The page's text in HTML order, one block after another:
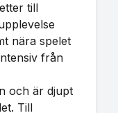
till
nära spelet
från
och är djupt
Till